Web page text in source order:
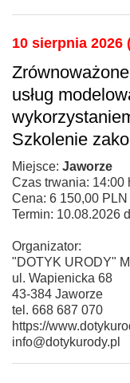
10 sierpnia 2026
usług
Szkolenie
Miejsce: Jaworze
Czas trwania: 14:00
Cena: 6 150,00 PLN
Termin: 10.08.2026
Organizator:
"DOTYK URODY"
ul. Wapienicka 68
43-384 Jaworze
tel. 668 687 070
https://
info@dotykurody.pl